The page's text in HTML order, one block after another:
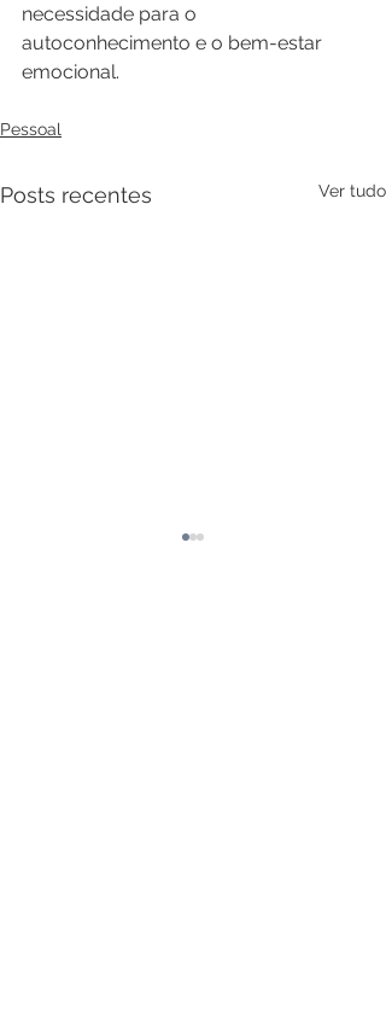
necessidade para o
autoconhecimento e o bem-estar
emocional.
Pessoal
Posts recentes Ver tudo